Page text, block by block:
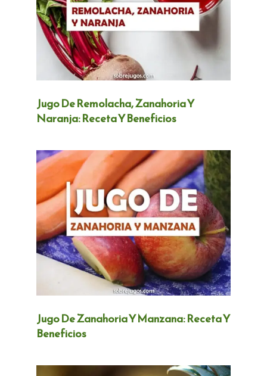
Jugo De Remolacha, Zanahoria Y
Naranja: Receta Y Beneficios
Jugo De Zanahoria Y Manzana: Receta Y
Beneficios